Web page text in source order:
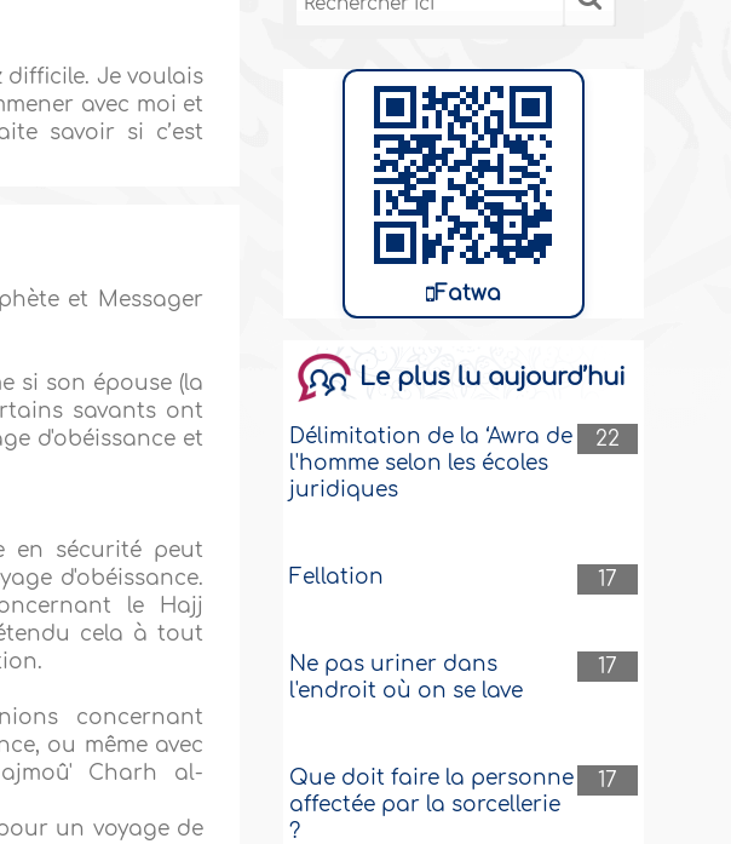
Je voulais
avec moi et
savoir si c’est
et Messager
si son épouse (la
savants ont
d'obéissance et
en sécurité peut
d'obéissance.
le Hajj
cela à tout
concernant
ou même avec
Charh al-
un voyage de
Fatwa
Le plus lu aujourd’hui
22
Délimitation de la ‘Awra de
l'homme selon les écoles
juridiques
17
Fellation
17
Ne pas uriner dans
l'endroit où on se lave
17
Que doit faire la personne
affectée par la sorcellerie
?